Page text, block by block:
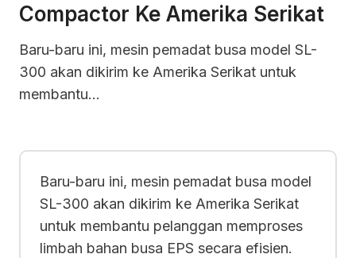
Compactor Ke Amerika Serikat
Baru-baru ini, mesin pemadat busa model SL-
300 akan dikirim ke Amerika Serikat untuk
membantu…
Baru-baru ini, mesin pemadat busa model
SL-300 akan dikirim ke Amerika Serikat
untuk membantu pelanggan memproses
limbah bahan busa EPS secara efisien.